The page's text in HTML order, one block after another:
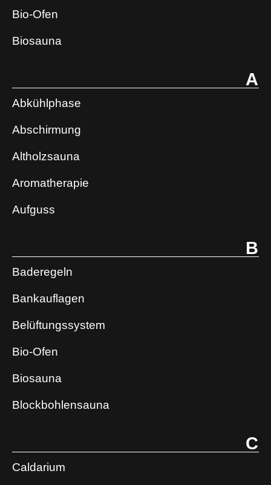
Bio-Ofen
Biosauna
A
Abkühlphase
Abschirmung
Altholzsauna
Aromatherapie
Aufguss
B
Baderegeln
Bankauflagen
Belüftungssystem
Bio-Ofen
Biosauna
Blockbohlensauna
C
Caldarium